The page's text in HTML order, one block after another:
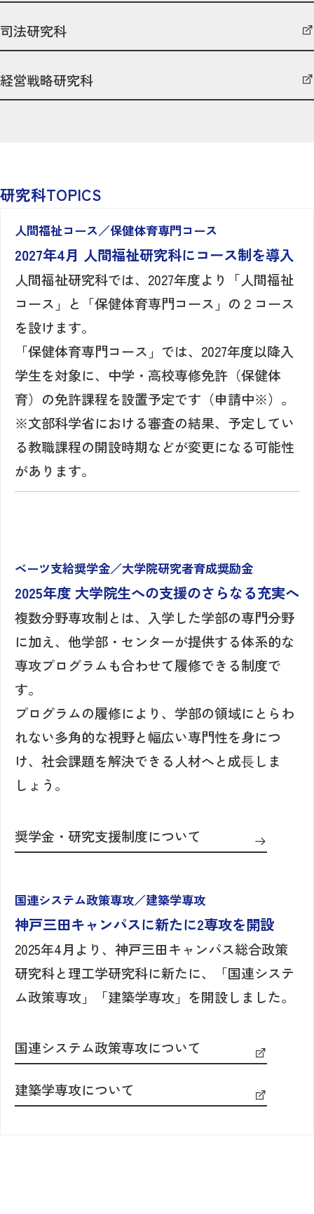
司法研究科
経営戦略研究科
研究科TOPICS
人間福祉コース／保健体育専門コース
2027年4月 人間福祉研究科にコース制を導入
人間福祉研究科では、2027年度より「人間福祉
コース」と「保健体育専門コース」の２コース
を設けます。
「保健体育専門コース」では、2027年度以降入
学生を対象に、中学・高校専修免許（保健体
育）の免許課程を設置予定です（申請中※）。
※文部科学省における審査の結果、予定してい
る教職課程の開設時期などが変更になる可能性
があります。
ベーツ支給奨学金／大学院研究者育成奨励金
2025年度 大学院生への支援のさらなる充実へ
複数分野専攻制とは、入学した学部の専門分野
に加え、他学部・センターが提供する体系的な
専攻プログラムも合わせて履修できる制度で
す。
プログラムの履修により、学部の領域にとらわ
れない多角的な視野と幅広い専門性を身につ
け、社会課題を解決できる人材へと成⾧しま
しょう。
奨学金・研究支援制度について
国連システム政策専攻／建築学専攻
神戸三田キャンパスに新たに2専攻を開設
2025年4月より、神戸三田キャンパス総合政策
研究科と理工学研究科に新たに、「国連システ
ム政策専攻」「建築学専攻」を開設しました。
国連システム政策専攻について
建築学専攻について